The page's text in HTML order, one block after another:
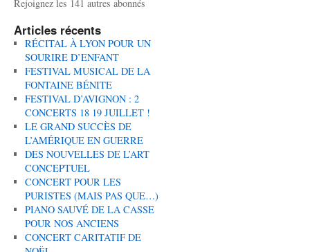
Rejoignez les 141 autres abonnés
Articles récents
RÉCITAL À LYON POUR UN
SOURIRE D’ENFANT
FESTIVAL MUSICAL DE LA
FONTAINE BÉNITE
FESTIVAL D’AVIGNON : 2
CONCERTS 18 19 JUILLET !
LE GRAND SUCCÈS DE
L’AMÉRIQUE EN GUERRE
DES NOUVELLES DE L’ART
CONCEPTUEL
CONCERT POUR LES
PURISTES (MAIS PAS QUE…)
PIANO SAUVÉ DE LA CASSE
POUR NOS ANCIENS
CONCERT CARITATIF DE